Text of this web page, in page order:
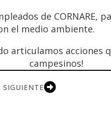
de CORNARE,
el medio ambiente.
articulamos acciones
campesinos!
SIGUIENTE